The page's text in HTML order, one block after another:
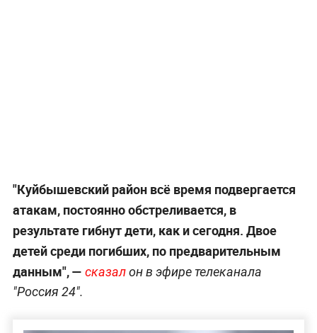
"Куйбышевский район всё время подвергается
атакам, постоянно обстреливается, в
результате гибнут дети, как и сегодня. Двое
детей среди погибших, по предварительным
данным", — сказалон в эфире телеканала
"Россия 24".